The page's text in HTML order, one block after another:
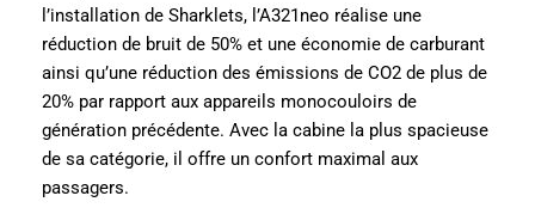
l’installation de Sharklets, l’A321neo réalise une
réduction de bruit de 50% et une économie de carburant
ainsi qu’une réduction des émissions de CO2 de plus de
20% par rapport aux appareils monocouloirs de
génération précédente. Avec la cabine la plus spacieuse
de sa catégorie, il offre un confort maximal aux
passagers.